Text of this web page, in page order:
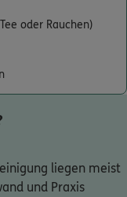
oder Rauchen)
liegen meist
und Praxis